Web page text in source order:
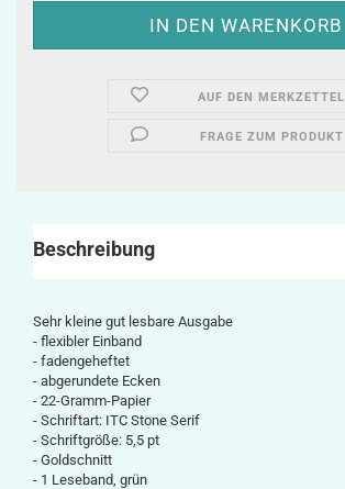
AUF DEN MERKZETTEL
FRAGE ZUM PRODUKT
Beschreibung
Sehr kleine gut lesbare Ausgabe
- flexibler Einband
- fadengeheftet
- abgerundete Ecken
- 22-Gramm-Papier
- Schriftart: ITC Stone Serif
- Schriftgröße: 5,5 pt
- Goldschnitt
- 1 Leseband, grün